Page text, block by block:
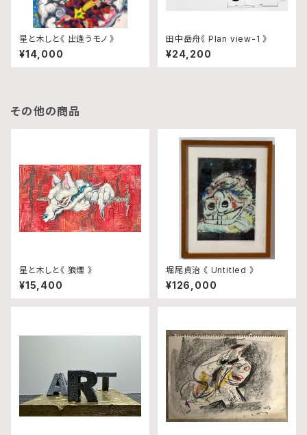
星と木しと《 出逢うモノ 》
¥14,000
田中岳舟《 Plan view-1 》
¥24,200
その他の商品
星と木しと《 狼煙 》
¥15,400
堀尾貞治 《 Untitled 》
¥126,000